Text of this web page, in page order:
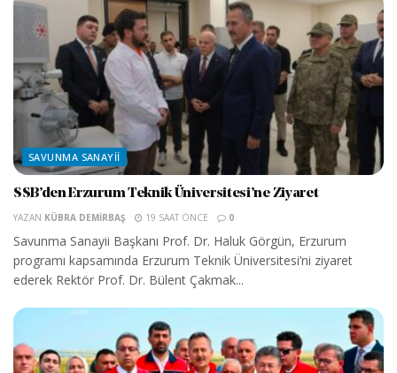
SAVUNMA SANAYII
SSB’den Erzurum Teknik Üniversitesi’ne Ziyaret
YAZAN KÜBRA DEMIRBAŞ 19 SAAT ÖNCE 0
Savunma Sanayii Başkanı Prof. Dr. Haluk Görgün, Erzurum
programı kapsamında Erzurum Teknik Üniversitesi’ni ziyaret
ederek Rektör Prof. Dr. Bülent Çakmak...